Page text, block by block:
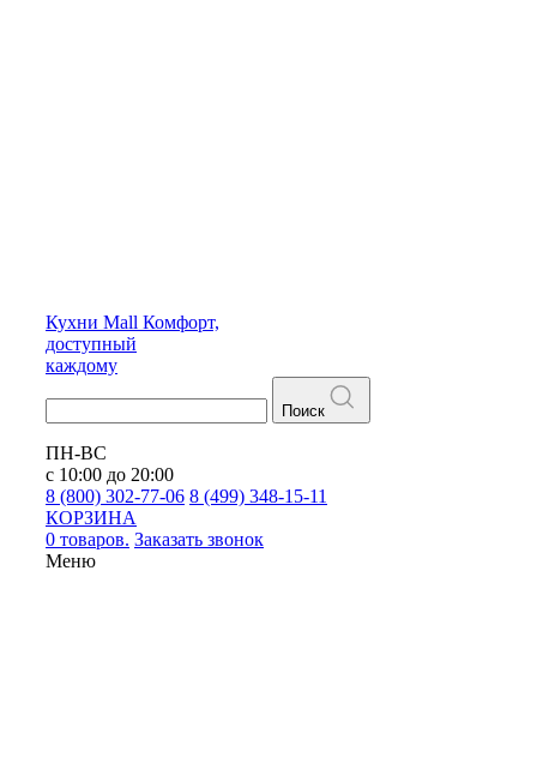
Кухни Mall Комфорт,
доступный
каждому
Поиск
ПН-ВС
с 10:00 до 20:00
8 (800) 302-77-06 8 (499) 348-15-11
КОРЗИНА
0 товаров. Заказать звонок
Меню